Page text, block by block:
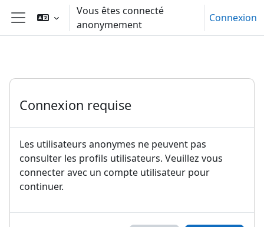
Passer au contenu principal
Panneau latéral
Vous êtes connecté
anonymement
Connexion
Connexion requise
Les utilisateurs anonymes ne peuvent pas
consulter les profils utilisateurs. Veuillez vous
connecter avec un compte utilisateur pour
continuer.